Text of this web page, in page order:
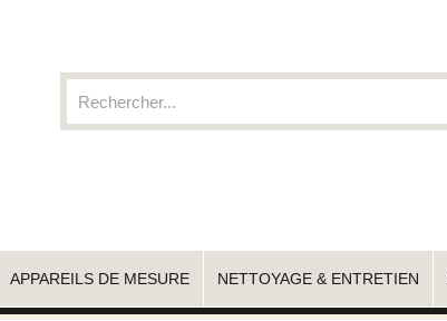
APPAREILS DE MESURE NETTOYAGE & ENTRETIEN